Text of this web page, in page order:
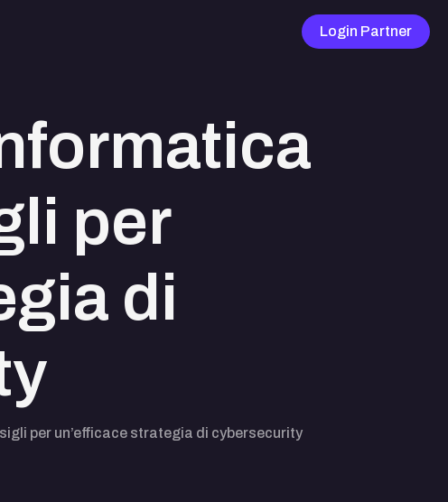
Login Partner
per
di
per un’efficace strategia di cybersecurity